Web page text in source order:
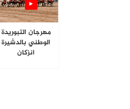
مهرجان التبوريدة
الوطني بالدشيرة
انزكان